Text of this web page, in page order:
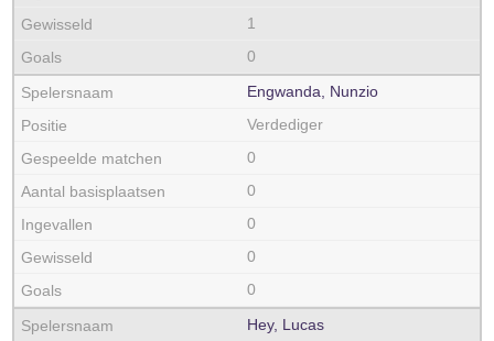
1
0
Engwanda, Nunzio
Verdediger
0
0
0
0
0
Hey, Lucas